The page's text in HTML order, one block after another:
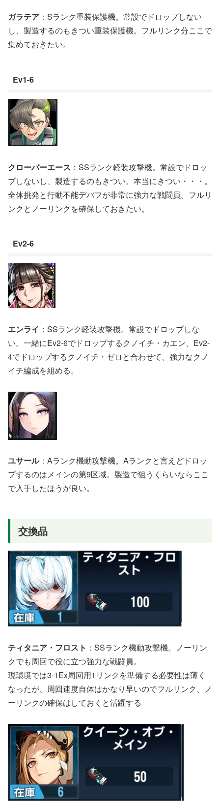
ガラテア ：Sランク重装保護機。常設でドロップしない
し、製造するのもきつい重装保護機。フルリンク分ここで
集めておきたい。
Ev1-6
クローバーエース ：SSランク軽装攻撃機。常設でドロッ
プしないし、製造するのもきつい。本当にきつい・・・。
全体挑発と行動不能デバフが非常に強力な戦闘員。フルリ
ンクとノーリンクを確保しておきたい。
Ev2-6
エンライ ：SSランク軽装攻撃機。常設でドロップしな
い。一緒にEv2-6でドロップするクノイチ・カエン、Ev2-
4でドロップするクノイチ・ゼロと合わせて、強力なクノ
イチ編成を組める。
ユサール：Aランク機動攻撃機。Aランクと言えどドロッ
プするのはメインの第9区域。製造で狙うくらいならここ
で入手したほうが良い。
交換品
ティタニア・フロスト ：SSランク機動攻撃機。ノーリン
クでも周回で役に立つ強力な戦闘員。
現環境では3-1Ex周回用1リンクを準備する必要性は薄く
なったが、周回速度自体はかなり早いのでフルリンク、ノ
ーリンクの確保はしておくと活躍する